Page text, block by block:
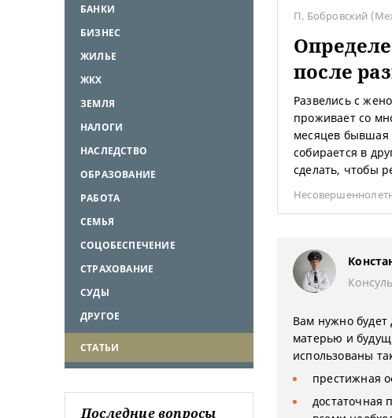
БАНКИ
БИЗНЕС
ЖИЛЬЕ
ЖКХ
ЗЕМЛЯ
НАЛОГИ
НАСЛЕДСТВО
ОБРАЗОВАНИЕ
РАБОТА
СЕМЬЯ
СОЦОБЕСПЕЧЕНИЕ
СТРАХОВАНИЕ
СУДЫ
ДРУГОЕ
СТАТЬИ
Последние вопросы
П. Бобровский
после
Развелись с
проживает со
месяцев бывшая
собирается в
сделать, чтобы
Вам нужно будет
матерью и
использованы
престижная
достаточная